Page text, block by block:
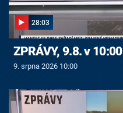
28:03
ZPRÁVY, 9.8. v 10:00
9. srpna 2026 10:00